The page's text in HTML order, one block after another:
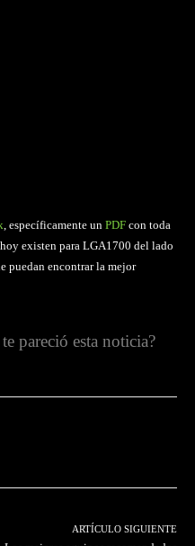
, específicamente un PDF con toda
existen para LGA1700 del lado
puedan encontrar la mejor
pareció esta noticia?
ARTÍCULO SIGUIENTE